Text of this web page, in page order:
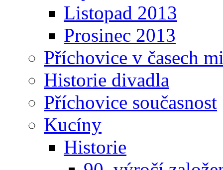
Listopad 2013
Prosinec 2013
Příchovice v časech
Historie divadla
Příchovice současnost
Kucíny
Historie